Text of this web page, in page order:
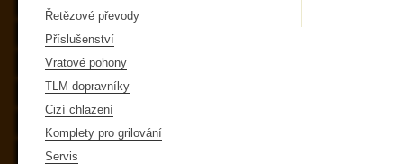
Řetězové převody
Příslušenství
Vratové pohony
TLM dopravníky
Cizí chlazení
Komplety pro grilování
Servis